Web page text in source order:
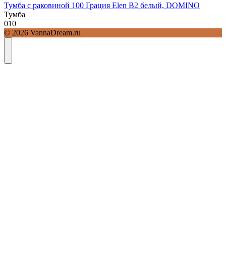
Тумба с раковиной 100 Грация Elen В2 белый, DOMINO
Тумба
010
© 2026 VannaDream.ru